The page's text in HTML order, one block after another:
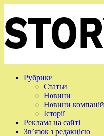
Рубрики
Статьи
Новини
Новини компаній
Історії
Реклама на сайті
Зв’язок з редакцією